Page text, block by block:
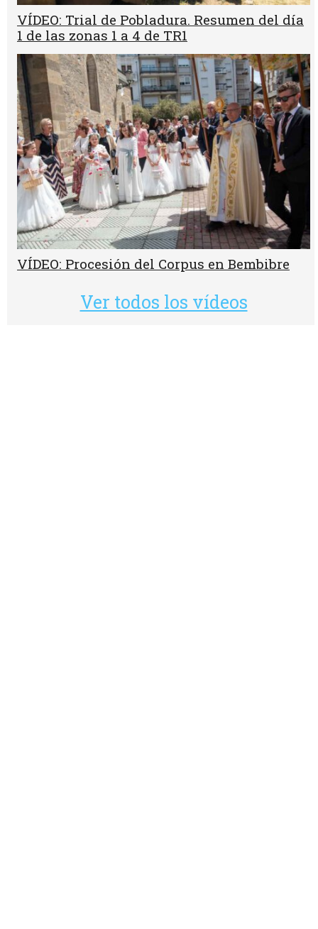
VÍDEO: Trial de Pobladura. Resumen del día
1 de las zonas 1 a 4 de TR1
VÍDEO: Procesión del Corpus en Bembibre
Ver todos los vídeos